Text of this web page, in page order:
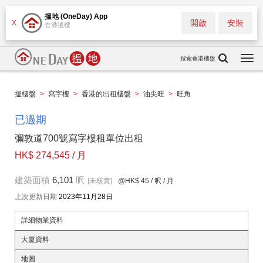
X
搵地 (OneDay) App
香港搵樓 安裝
開啟
搜索香港樓盤
搵樓盤 > 寫字樓 > 香港的出租樓盤 > 油尖旺 > 旺角
已過期
彌敦道700號寫字樓租單位出租
HK$ 274,545 / 月
建築面積 6,101 呎 [未核實] @HK$ 45 / 呎 / 月
上次更新日期 2023年11月28日
詳細物業資料
大廈資料
地圖